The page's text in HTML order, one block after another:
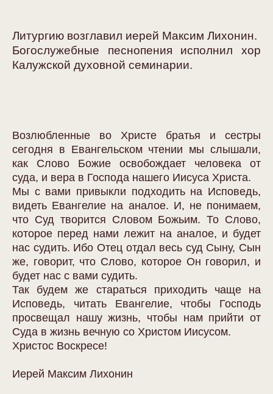
Литургию возглавил иерей Максим Лихонин.
Богослужебные песнопения исполнил хор
Калужской духовной семинарии.
Возлюбленные во Христе братья и сестры
сегодня в Евангельском чтении мы слышали,
как Слово Божие освобождает человека от
суда, и вера в Господа нашего Иисуса Христа.
Мы с вами привыкли подходить на Исповедь,
видеть Евангелие на аналое. И, не понимаем,
что Суд творится Словом Божьим. То Слово,
которое перед нами лежит на аналое, и будет
нас судить. Ибо Отец отдал весь суд Сыну, Сын
же, говорит, что Слово, которое Он говорил, и
будет нас с вами судить.
Так будем же стараться приходить чаще на
Исповедь, читать Евангелие, чтобы Господь
просвещал нашу жизнь, чтобы нам прийти от
Суда в жизнь вечную со Христом Иисусом.
Христос Воскресе!
Иерей Максим Лихонин